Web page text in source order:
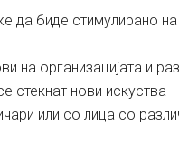
биде стимулирано на
на организацијата и
стекнат нови искуства
или со лица со